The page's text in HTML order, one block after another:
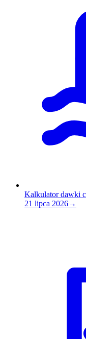
Kalkulator dawki
21 lipca 2026→